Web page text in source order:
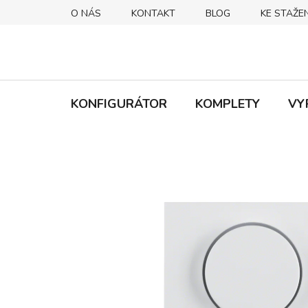
O NÁS KONTAKT BLOG KE
KONFIGURÁTOR KOMPLETY